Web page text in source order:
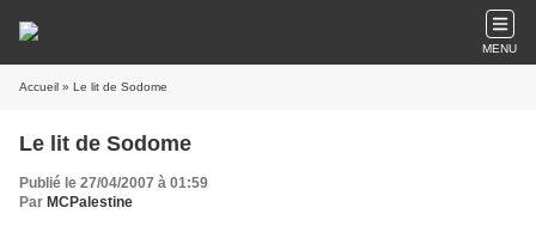
MENU
Accueil » Le lit de Sodome
Le lit de Sodome
Publié le 27/04/2007 à 01:59
Par MCPalestine